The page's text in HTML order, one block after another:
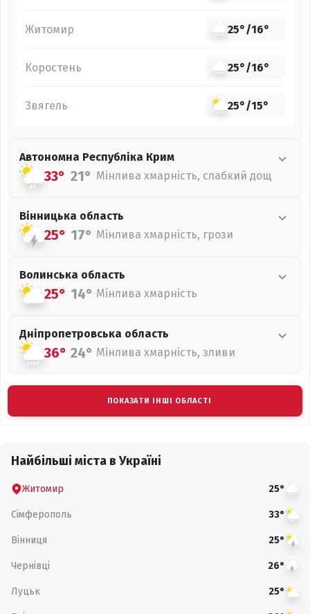
Житомир 25°/16°
Коростень 25°/16°
Звягель 25°/15°
Автономна Республіка Крим
33° 21° Мінлива хмарність, слабкий дощ
Вінницька область
25° 17° Мінлива хмарність, грози
Волинська область
25° 14° Мінлива хмарність
Дніпропетровська область
36° 24° Мінлива хмарність, зливи
ПОКАЗАТИ ІНШІ ОБЛАСТІ
Найбільші міста в Україні
Житомир 25°
Сімферополь 33°
Вінниця 25°
Чернівці 26°
Луцьк 25°